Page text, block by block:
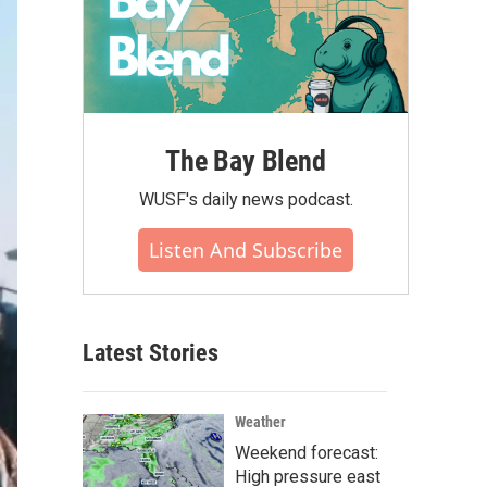
The Bay Blend
WUSF's daily news podcast.
Listen And Subscribe
Latest Stories
Weather
Weekend forecast:
High pressure east